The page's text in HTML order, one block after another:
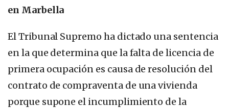
en Marbella
El Tribunal Supremo ha dictado una sentencia
en la que determina que la falta de licencia de
primera ocupación es causa de resolución del
contrato de compraventa de una vivienda
porque supone el incumplimiento de la